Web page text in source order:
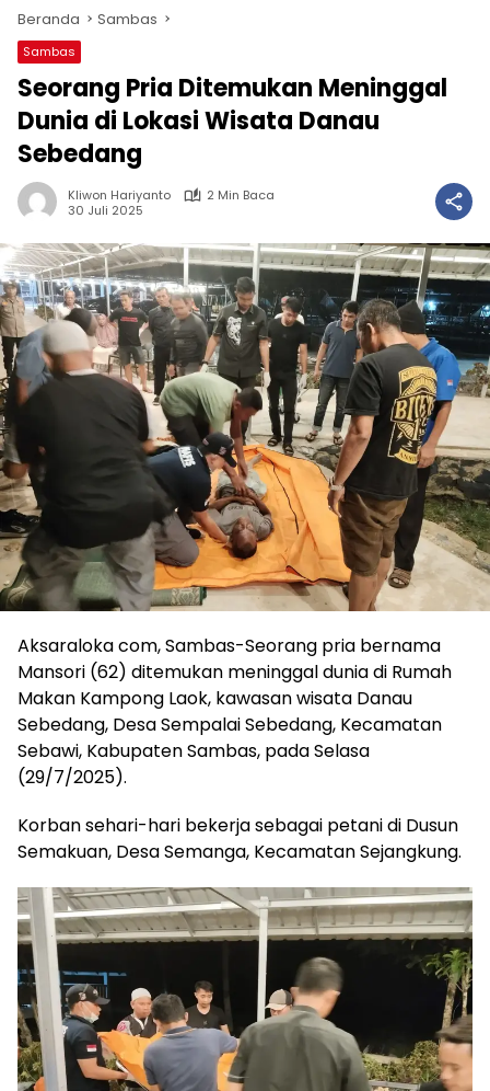
Beranda Sambas
Sambas
Seorang Pria Ditemukan Meninggal
Dunia di Lokasi Wisata Danau
Sebedang
Kliwon Hariyanto
2 Min Baca
30 Juli 2025
Aksaraloka com, Sambas-Seorang pria bernama
Mansori (62) ditemukan meninggal dunia di Rumah
Makan Kampong Laok, kawasan wisata Danau
Sebedang, Desa Sempalai Sebedang, Kecamatan
Sebawi, Kabupaten Sambas, pada Selasa
(29/7/2025).
Korban sehari-hari bekerja sebagai petani di Dusun
Semakuan, Desa Semanga, Kecamatan Sejangkung.